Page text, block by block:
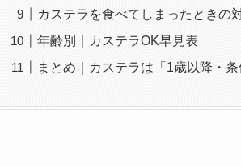
カステラを食べてしまったときの
年齢別｜カステラOK早見表
まとめ｜カステラは「1歳以降・